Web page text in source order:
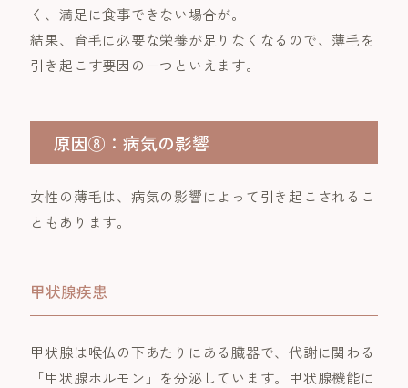
く、満足に食事できない場合が。
結果、育毛に必要な栄養が足りなくなるので、薄毛を
引き起こす要因の一つといえます。
原因⑧：病気の影響
女性の薄毛は、病気の影響によって引き起こされるこ
ともあります。
甲状腺疾患
甲状腺は喉仏の下あたりにある臓器で、代謝に関わる
「甲状腺ホルモン」を分泌しています。甲状腺機能に